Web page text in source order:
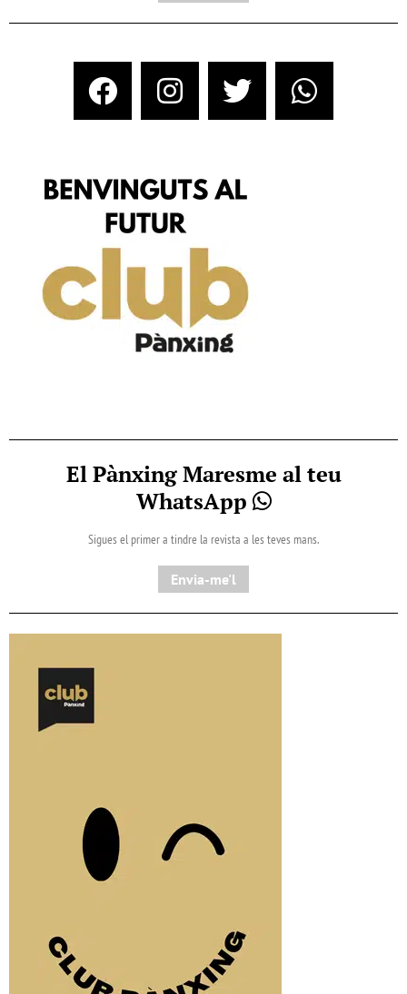
El Pànxing Maresme al teu
WhatsApp
Sigues el primer a tindre la revista a les teves mans.
Envia-me'l